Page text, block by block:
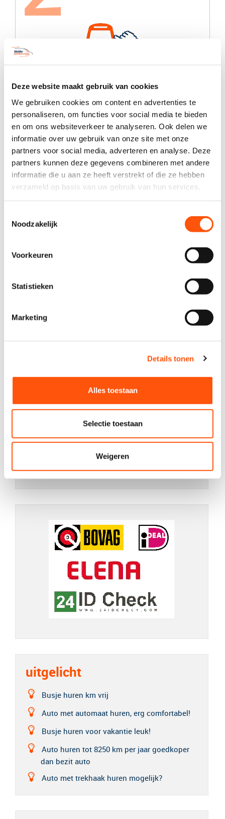
Deze website maakt gebruik van cookies
We gebruiken cookies om content en advertenties te
personaliseren, om functies voor social media te bieden
en om ons websiteverkeer te analyseren. Ook delen we
informatie over uw gebruik van onze site met onze
partners voor social media, adverteren en analyse. Deze
partners kunnen deze gegevens combineren met andere
informatie die u aan ze heeft verstrekt of die ze hebben
verzameld op basis van uw gebruik van hun services.
Noodzakelijk
Voorkeuren
Statistieken
Marketing
Details tonen
Alles toestaan
Selectie toestaan
Weigeren
Ophalen of laten brengen
vestiging alkmaar
Mulder autoverhuur & leasing B.V.
Unit B-05
info@mulderautoverhuur.nl
uitgelicht
Busje huren km vrij
Auto met automaat huren, erg comfortabel!
Busje huren voor vakantie leuk!
Auto huren tot 8250 km per jaar goedkoper
dan bezit auto
Auto met trekhaak huren mogelijk?